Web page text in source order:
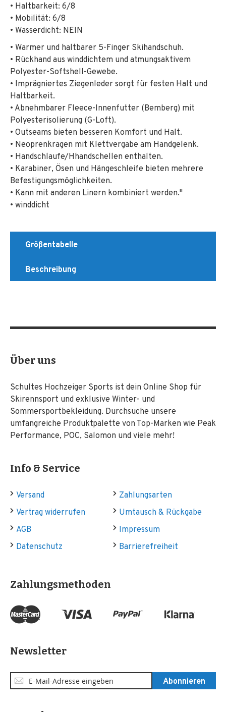
• Haltbarkeit: 6/8
• Mobilität: 6/8
• Wasserdicht: NEIN
• Warmer und haltbarer 5-Finger Skihandschuh.
• Rückhand aus winddichtem und atmungsaktivem
Polyester-Softshell-Gewebe.
• Imprägniertes Ziegenleder sorgt für festen Halt und
Haltbarkeit.
• Abnehmbarer Fleece-Innenfutter (Bemberg) mit
Polyesterisolierung (G-Loft).
• Outseams bieten besseren Komfort und Halt.
• Neoprenkragen mit Klettvergabe am Handgelenk.
• Handschlaufe/Hhandschellen enthalten.
• Karabiner, Ösen und Hängeschleife bieten mehrere
Befestigungsmöglichkeiten.
• Kann mit anderen Linern kombiniert werden."
• winddicht
Größentabelle
Beschreibung
Über uns
Schultes Hochzeiger Sports ist dein Online Shop für
Skirennsport und exklusive Winter- und
Sommersportbekleidung. Durchsuche unsere
umfangreiche Produktpalette von Top-Marken wie Peak
Performance, POC, Salomon und viele mehr!
Info & Service
Versand
Zahlungsarten
Vertrag widerrufen
Umtausch & Rückgabe
AGB
Impressum
Datenschutz
Barrierefreiheit
Zahlungsmethoden
Newsletter
Anmeldung
zum
Abonnieren